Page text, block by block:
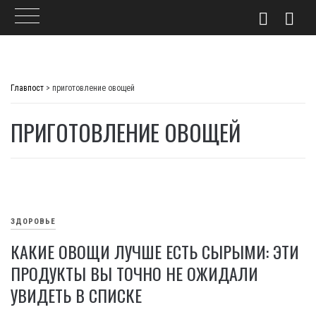
Главпост > приготовление овощей
ПРИГОТОВЛЕНИЕ ОВОЩЕЙ
ЗДОРОВЬЕ
КАКИЕ ОВОЩИ ЛУЧШЕ ЕСТЬ СЫРЫМИ: ЭТИ
ПРОДУКТЫ ВЫ ТОЧНО НЕ ОЖИДАЛИ
УВИДЕТЬ В СПИСКЕ